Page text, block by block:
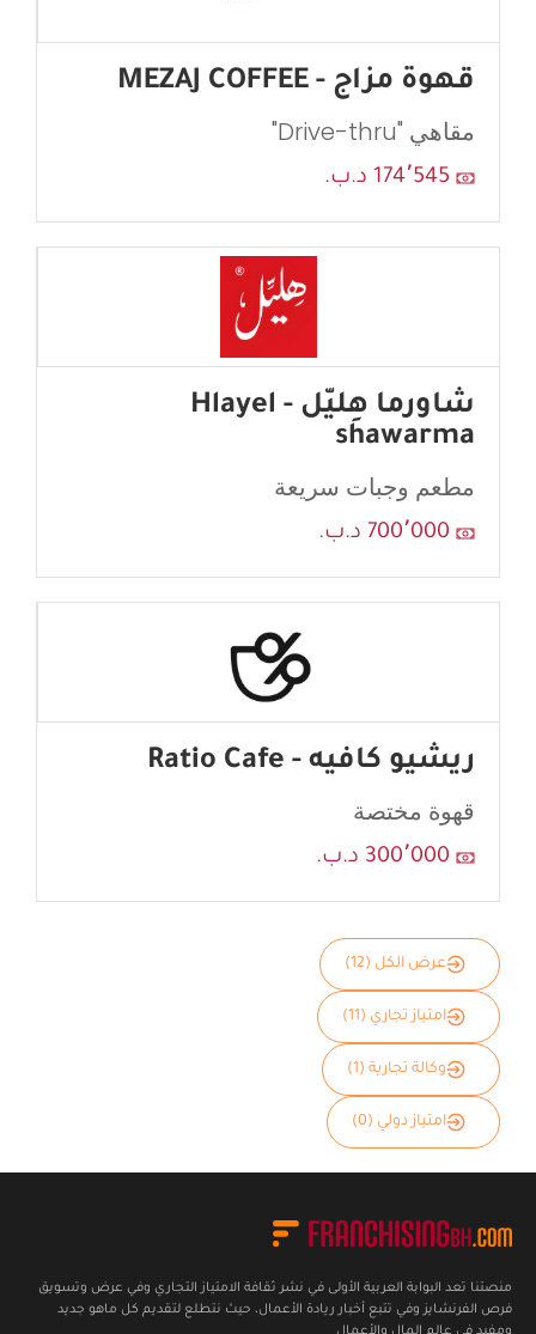
قهوة مزاج - MEZAJ COFFEE
مقاهي "Drive-thru"
174٬545 د.ب.
شاورما هِليّل - Hlayel
shawarma
مطعم وجبات سريعة
700٬000 د.ب.
ريشيو كافيه - Ratio Cafe
قهوة مختصة
300٬000 د.ب.
عرض الكل (12)
امتياز تجاري (11)
وكالة تجارية (1)
امتياز دولي (0)
منصتنا تعد البوابة العربية الأولى في نشر ثقافة الامتياز التجاري وفي عرض وتسويق
فرص الفرنشايز وفي تتبع أخبار ريادة الأعمال، حيث نتطلع لتقديم كل ماهو جديد